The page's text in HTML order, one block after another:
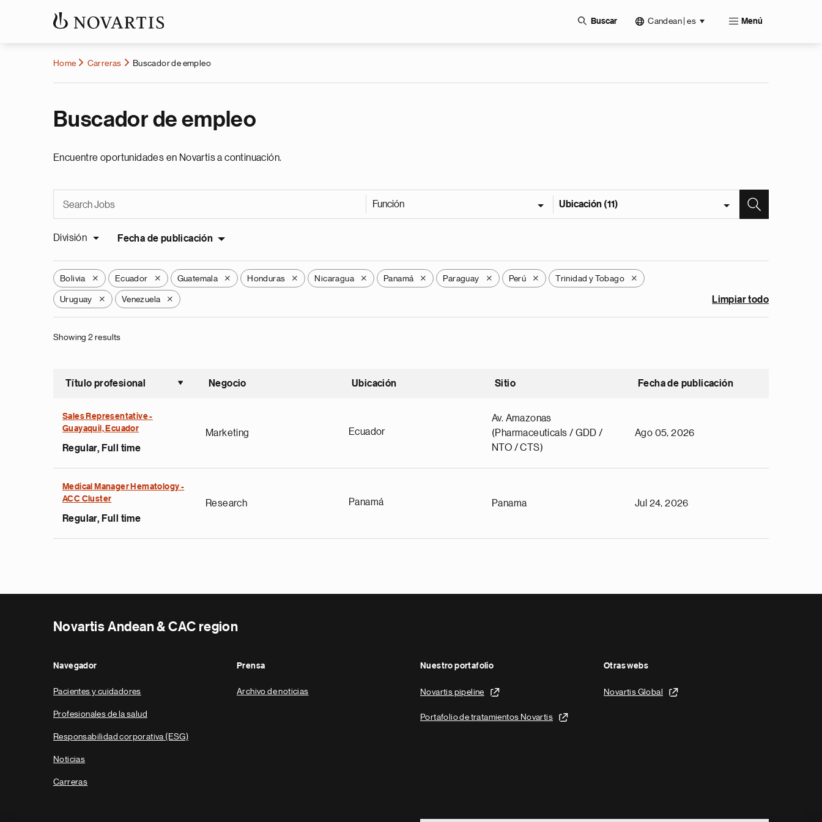
Buscar Candean | es Menú
Home Carreras Buscador de empleo
Buscador de empleo
Encuentre oportunidades en Novartis a continuación.
Función Ubicación (11)
División Fecha de publicación
Bolivia X Ecuador X Guatemala X Honduras X Nicaragua X Panamá X Paraguay X Perú X Trinidad y Tobago X
Uruguay X Venezuela X Limpiar todo
Showing 2 results
Título profesional
Ordenar ascendente
Negocio Ubicación Sitio Fecha de publicación
Sales Representative -
Guayaquil, Ecuador
Regular, Full time
Marketing Ecuador
Av. Amazonas
(Pharmaceuticals / GDD /
NTO / CTS)
Ago 05, 2026
Medical Manager Hematology -
ACC Cluster
Regular, Full time
Research Panamá Panama Jul 24, 2026
Novartis Andean & CAC region
Navegador
Pacientes y cuidadores
Profesionales de la salud
Responsabilidad corporativa (ESG)
Noticias
Carreras
Prensa
Archivo de noticias
Nuestro portafolio
Novartis pipeline
Portafolio de tratamientos Novartis
Otras webs
Novartis Global